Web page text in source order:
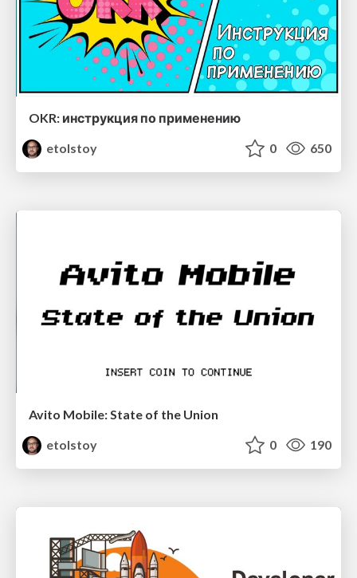
OKR: инструкция по применению
etolstoy
0 650
Avito Mobile: State of the Union
etolstoy
0 190